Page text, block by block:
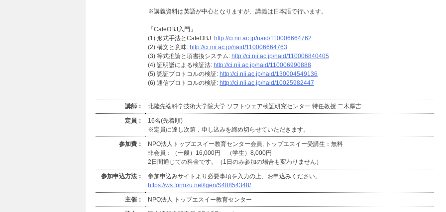
※講義資料は英語が中心となりますが、講義は日本語で行います。
「CafeOBJ入門」
(1) 形式手法とCafeOBJ: http://ci.nii.ac.jp/naid/110006664762
(2) 構文と意味: http://ci.nii.ac.jp/naid/110006664763
(3) 等式推論と項書換システム: http://ci.nii.ac.jp/naid/110006840405
(4) 証明譜による検証法: http://ci.nii.ac.jp/naid/110006990888
(5) 認証プロトコルの検証: http://ci.nii.ac.jp/naid/130004549136
(6) 通信プロトコルの検証: http://ci.nii.ac.jp/naid/10025982447
講師： 北陸先端科学技術大学院大学 ソフトウェア検証研究センター 特任教授 二木厚吉
定員：
16名(先着順)
※定員に達し次第，申し込みを締め切らせていただきます。
参加費：
NPO法人トップエスイー教育センター会員, トップエスイー受講生：無料
非会員：（一般）16,000円 （学生）8,000円
2日間通じての料金です。（1日のみ参加の場合も変わりません）
参加申込方法：
参加申込みサイトより必要事項を入力の上、お申込みください。
https://ws.formzu.net/fgen/S48854348/
主催： NPO法人 トップエスイー教育センター